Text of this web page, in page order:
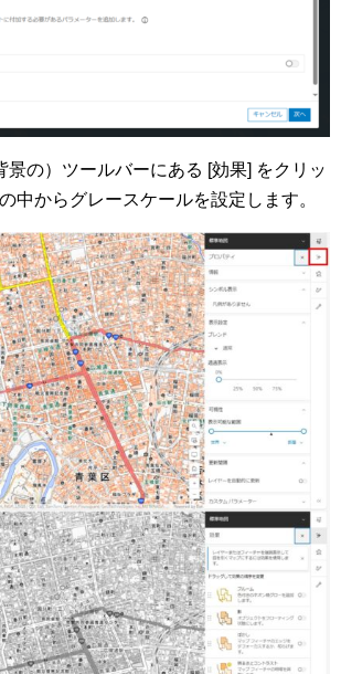
景の）ツールバーにある [効果] をクリッ
中からグレースケールを設定します。